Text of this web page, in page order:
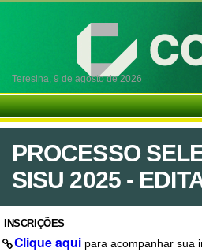
Teresina, 9 de agosto de 2026
PROCESSO
SISU 2025 -
INSCRIÇÕES
Clique aqui para acompanhar sua